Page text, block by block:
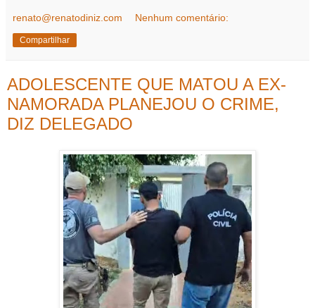
renato@renatodiniz.com Nenhum comentário:
Compartilhar
ADOLESCENTE QUE MATOU A EX-
NAMORADA PLANEJOU O CRIME,
DIZ DELEGADO